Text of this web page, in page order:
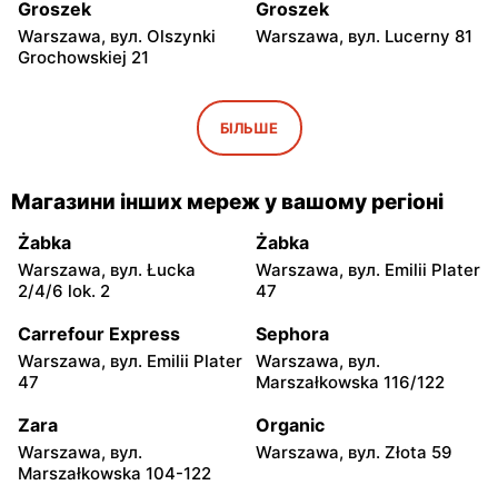
Groszek
Warszawa, вул. Olszynki
Grochowskiej 21
Groszek
Warszawa, вул. Lucerny 81
Groszek
Warszawa, вул. Grawerska
5
Groszek
Warszawska 278
Groszek
Strzykuły, вул.
Wieruchowska 157
Groszek
Polskich 9
Groszek
52
Groszek
1/80
Groszek
26
Groszek Groszek
БІЛЬШЕ
Магазини інших мереж у вашому регіоні
Żabka
Warszawa, вул. Łucka
2/4/6 lok. 2
Żabka
Warszawa, вул. Emilii Plater
47
Carrefour Express
Warszawa, вул. Emilii Plater
47
Sephora
Warszawa, вул.
Marszałkowska 116/122
Zara
Warszawa, вул.
Marszałkowska 104-122
Organic
Warszawa, вул. Złota 59